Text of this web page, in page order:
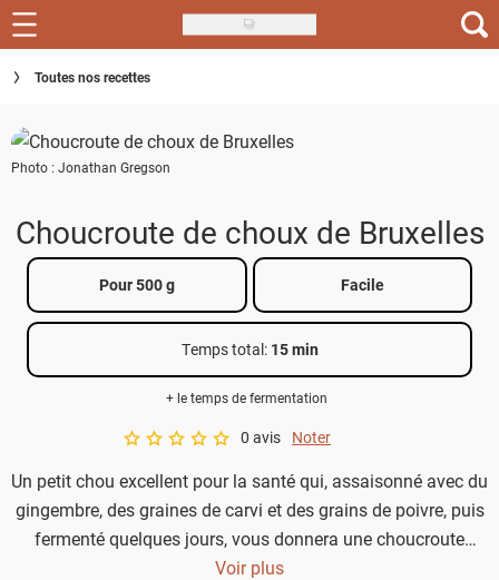
Skip
to
main
Recettes
Inspirations
Conseils
Menu de la semaine
Actus
Téléchargez l'app Saveurs Recettes
Index des recettes
Toutes nos recettes
Photo : Jonathan Gregson
Choucroute de choux de Bruxelles
Pour 500 g Facile
Temps total: 15 min
+ le temps de fermentation
A star rating of 0 out of 5.
0 avis Noter
Un petit chou excellent pour la santé qui, assaisonné avec du
gingembre, des graines de carvi et des grains de poivre, puis
fermenté quelques jours, vous donnera une choucroute
épicée à tomber.
Voir plus